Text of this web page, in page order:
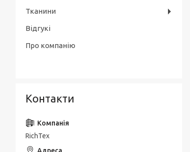
Тканини
Відгукі
Про компанію
Контакти
RichTex